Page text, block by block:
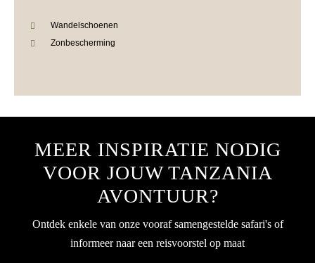
Wandelschoenen
Zonbescherming
MEER INSPIRATIE NODIG
VOOR JOUW TANZANIA
AVONTUUR?
Ontdek enkele van onze vooraf samengestelde safari's of
informeer naar een reisvoorstel op maat